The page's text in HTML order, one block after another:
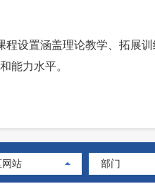
置涵盖理论教学、拓展训
能力水平。
网站 部门